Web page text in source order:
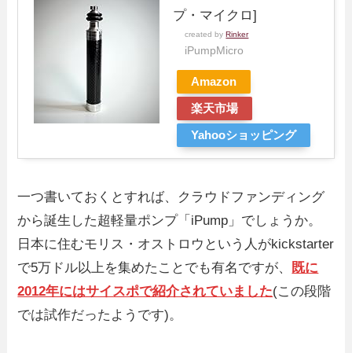
プ・マイクロ]
created byRinker
iPumpMicro
Amazon
楽天市場
Yahooショッピング
一つ書いておくとすれば、クラウドファンディング
から誕生した超軽量ポンプ「iPump」でしょうか。
日本に住むモリス・オストロウという人がkickstarter
で5万ドル以上を集めたことでも有名ですが、
既に
2012年にはサイスポで紹介されていました(この段階
では試作だったようです)。